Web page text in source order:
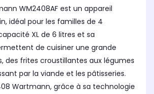
Cuve amovible
Oui
Oui
Nombre de programmes
8
WM2408AF est un appareil
idéal pour les familles de 4
XL de 6 litres et sa
de cuisiner une grande
des frites croustillantes aux légumes
par la viande et les pâtisseries.
Wartmann, grâce à sa technologie